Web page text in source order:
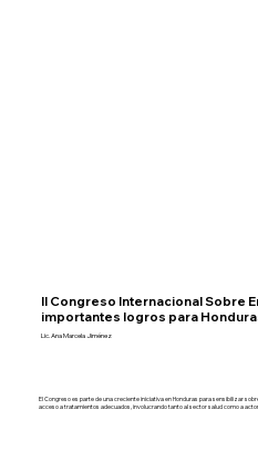
II Congreso Internacional Sobre
importantes logros para
Lic. Ana Marcela Jiménez
El Congreso es parte de una creciente iniciativa en Honduras para sensibilizar
acceso a tratamientos adecuados, involucrando tanto al sector salud como a